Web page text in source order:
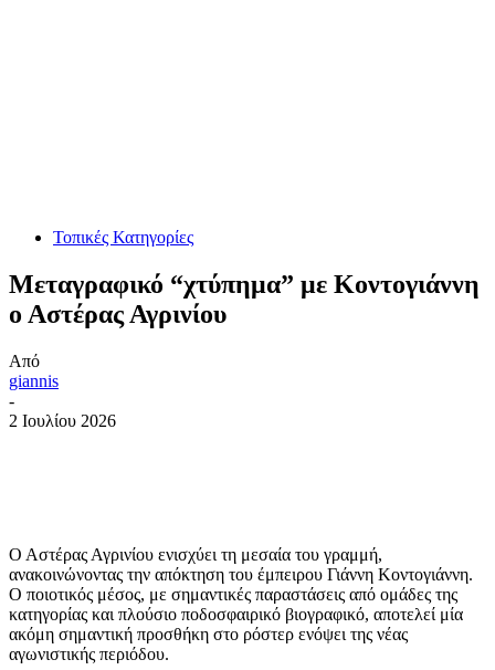
Τοπικές Κατηγορίες
Μεταγραφικό “χτύπημα” με Κοντογιάννη
ο Αστέρας Αγρινίου
Από
giannis
-
2 Ιουλίου 2026
Ο Αστέρας Αγρινίου ενισχύει τη μεσαία του γραμμή,
ανακοινώνοντας την απόκτηση του έμπειρου Γιάννη Κοντογιάννη.
Ο ποιοτικός μέσος, με σημαντικές παραστάσεις από ομάδες της
κατηγορίας και πλούσιο ποδοσφαιρικό βιογραφικό, αποτελεί μία
ακόμη σημαντική προσθήκη στο ρόστερ ενόψει της νέας
αγωνιστικής περιόδου.